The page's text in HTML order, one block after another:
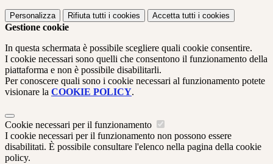
Personalizza Rifiuta tutti i cookies Accetta tutti i cookies
Gestione cookie
In questa schermata è possibile scegliere quali cookie consentire.
I cookie necessari sono quelli che consentono il funzionamento della
piattaforma e non è possibile disabilitarli.
Per conoscere quali sono i cookie necessari al funzionamento potete
visionare la COOKIE POLICY.
Cookie necessari per il funzionamento
I cookie necessari per il funzionamento non possono essere
disabilitati. È possibile consultare l'elenco nella pagina della cookie
policy.